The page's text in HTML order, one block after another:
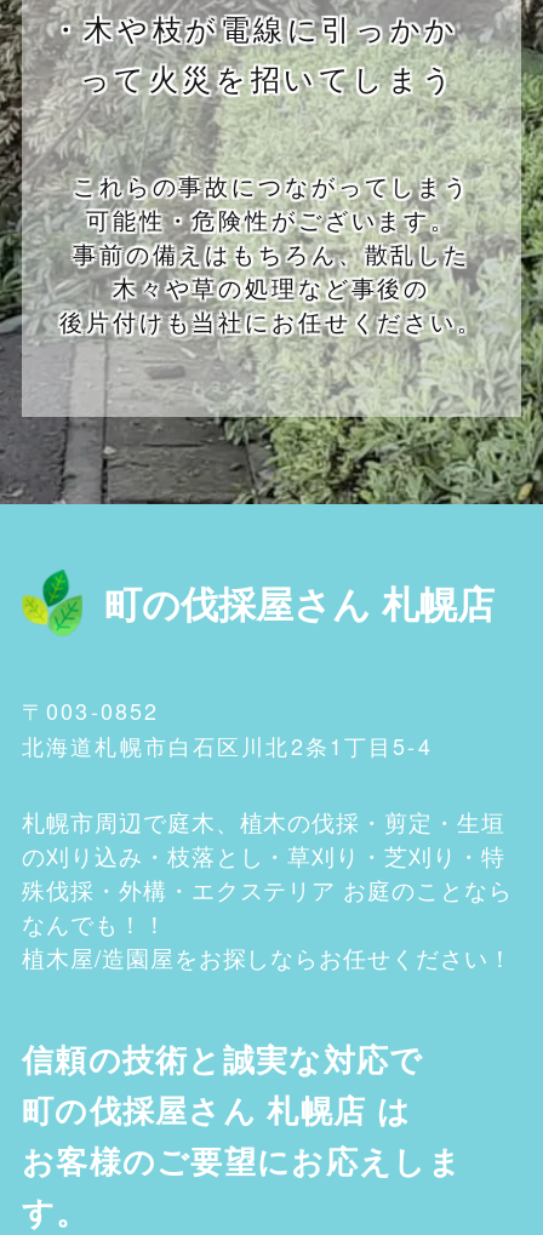
・木や枝が電線に引っかか
って火災を招いてしまう
これらの事故につながってしまう
可能性・危険性がございます。
事前の備えはもちろん、散乱した
木々や草の処理など事後の
後片付けも当社にお任せください。
町の伐採屋さん 札幌店
〒003-0852
北海道札幌市白石区川北2条1丁目5-4
札幌市周辺で庭木、植木の伐採・剪定・生垣
の刈り込み・枝落とし・草刈り・芝刈り・特
殊伐採・外構・エクステリア お庭のことなら
なんでも！！
植木屋/造園屋をお探しならお任せください！
信頼の技術と誠実な対応で
町の伐採屋さん 札幌店 は
お客様のご要望にお応えしま
す。